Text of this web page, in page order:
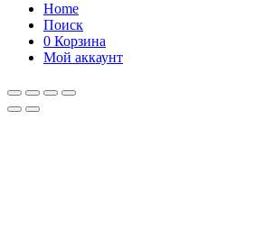
Home
Поиск
0 Корзина
Мой аккаунт